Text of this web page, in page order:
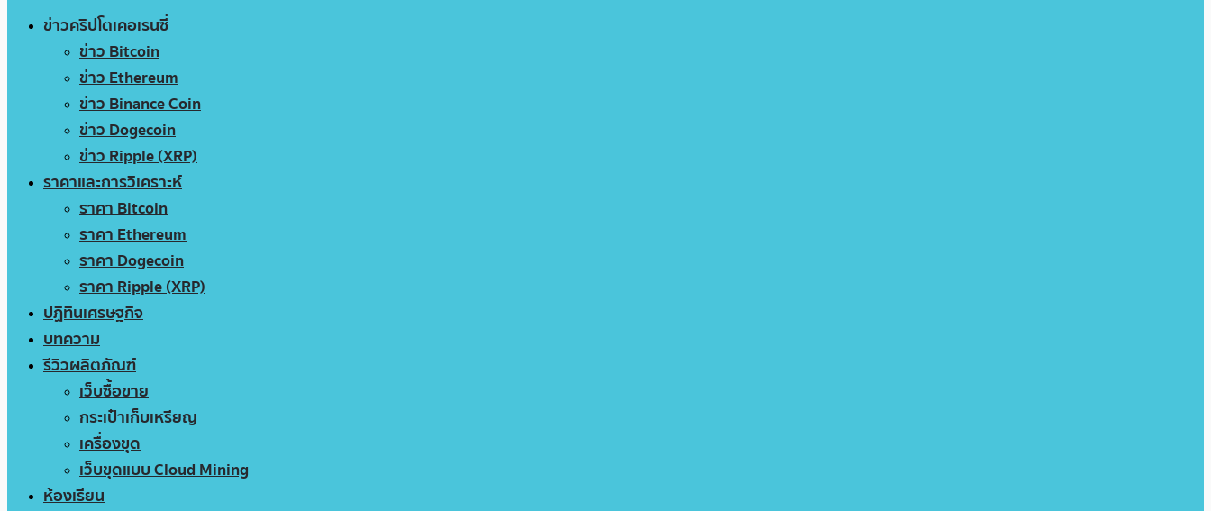
ข่าวคริปโตเคอเรนซี่
ข่าว Bitcoin
ข่าว Ethereum
ข่าว Binance Coin
ข่าว Dogecoin
ข่าว Ripple (XRP)
ราคาและการวิเคราะห์
ราคา Bitcoin
ราคา Ethereum
ราคา Dogecoin
ราคา Ripple (XRP)
ปฏิทินเศรษฐกิจ
บทความ
รีวิวผลิตภัณฑ์
เว็บซื้อขาย
กระเป๋าเก็บเหรียญ
เครื่องขุด
เว็บขุดแบบ Cloud Mining
ห้องเรียน